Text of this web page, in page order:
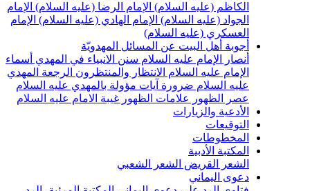
(عليه السلام) الإمام الرضا (عليه السلام) الإمام
(عليه السلام) الإمام الهادي (عليه السلام) الإمام
(عليه السلام)
أهل البيت عن المسائل المهدويّة
الإمام عليه السلامسنن الانبياء في المهديأسماء
عليه السلامالانتظار والمنتظرونالرجعةالمهدي
السلام ضرورة آيات مؤولة بالمهدي عليه السلام
علامات الظهورغيبة الامام عليه السلام
والزيارات
الأدبية
الشعر الشعبي
اليماني